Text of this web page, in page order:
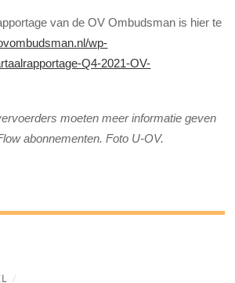
van de OV Ombudsman is hier te
wp-
Q4-2021-OV-
moeten meer informatie geven
abonnementen. Foto U-OV.
/